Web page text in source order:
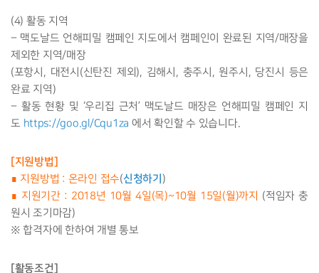
(4) 활동 지역
– 맥도날드 언해피밀 캠페인 지도에서 캠페인이 완료된 지역/매장을
제외한 지역/매장
(포항시, 대전시(신탄진 제외), 김해시, 충주시, 원주시, 당진시 등은
완료 지역)
– 활동 현황 및 ‘우리집 근처’ 맥도날드 매장은 언해피밀 캠페인 지
도 https://goo.gl/Cqu1za 에서 확인할 수 있습니다.
[지원방법]
∎ 지원방법 : 온라인 접수(신청하기 )
∎ 지원기간 : 2018년 10월 4일(목)~10월 15일(월)까지
(적임자 충
원시 조기마감)
※ 합격자에 한하여 개별 통보
[활동조건]